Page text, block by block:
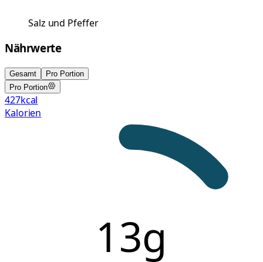
Salz und Pfeffer
Nährwerte
Gesamt
Pro Portion
Pro Portion
427kcal
Kalorien
13g